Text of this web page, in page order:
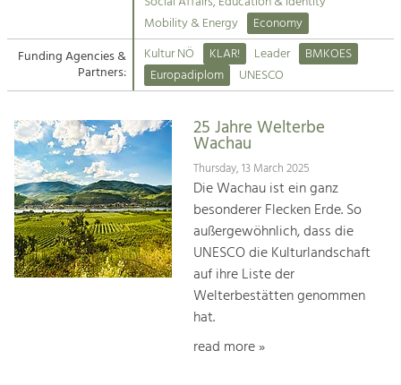
Suche
Impressum
Kontakt
Tourism
Offer Development and Positioning
Art & Culture
Crafts, Science and Research.
Social Affairs, Education
& Identity
Equality, Youth and Integration.
Climate Change, Public Transport and
Mobility & Energy
Economy
Funding Agencies &
Partners:
Kultur NÖ KLAR! Leader
BMKOES
Europadiplom
UNESCO
25 Jahre Welterbe
Wachau
Thursday, 13 March 2025
Die Wachau ist ein ganz
besonderer Flecken Erde. So
außergewöhnlich, dass die
UNESCO die Kulturlandschaft
auf ihre Liste der
Welterbestätten genommen
hat.
read more »